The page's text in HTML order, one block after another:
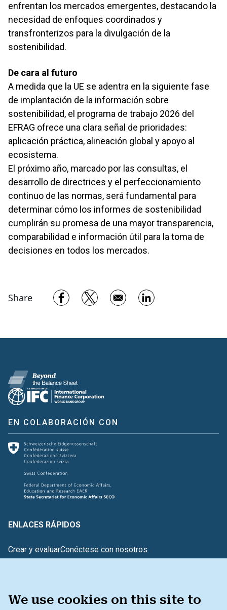
We use cookies on this site to
enfrentan los mercados emergentes, destacando la
necesidad de enfoques coordinados y
transfronterizos para la divulgación de la
sostenibilidad.
De cara al futuro
A medida que la UE se adentra en la siguiente fase
de implantación de la información sobre
sostenibilidad, el programa de trabajo 2026 del
EFRAG ofrece una clara señal de prioridades:
aplicación práctica, alineación global y apoyo al
ecosistema.
El próximo año, marcado por las consultas, el
desarrollo de directrices y el perfeccionamiento
continuo de las normas, será fundamental para
determinar cómo los informes de sostenibilidad
cumplirán su promesa de una mayor transparencia,
comparabilidad e información útil para la toma de
decisiones en todos los mercados.
Share Opens in a new window
Opens in a new window
Opens in a new
EN COLABORACIÓN CON
ENLACES RÁPIDOS
Crear y evaluarConéctese con nosotros